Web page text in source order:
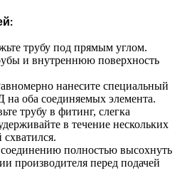
трубу под прямым углом.
и внутреннюю поверхность
нанесите специальный
оба соединяемых элемента.
трубу в фитинг, слегка
в течение нескольких
полностью высохнуть
производителя перед подачей